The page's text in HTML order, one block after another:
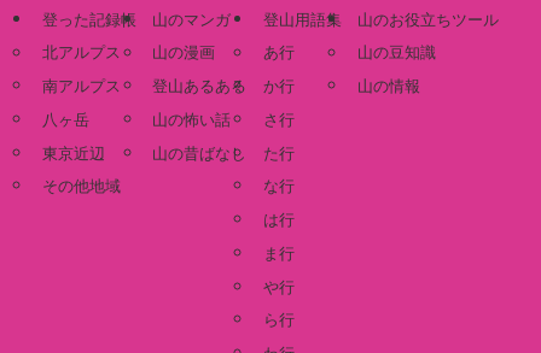
登った記録帳
北アルプス
南アルプス
八ヶ岳
東京近辺
その他地域
山のマンガ
山の漫画
登山あるある
山の怖い話
山の昔ばなし
登山用語集
あ行
か行
さ行
た行
な行
は行
ま行
や行
ら行
山のお役立ちツール
山の豆知識
山の情報